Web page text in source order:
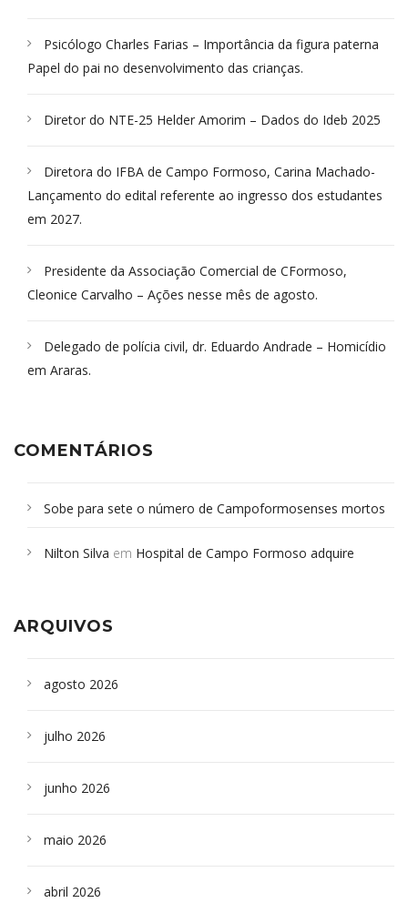
Psicólogo Charles Farias – Importância da figura paterna
Papel do pai no desenvolvimento das crianças.
Diretor do NTE-25 Helder Amorim – Dados do Ideb 2025
Diretora do IFBA de Campo Formoso, Carina Machado-
Lançamento do edital referente ao ingresso dos estudantes
em 2027.
Presidente da Associação Comercial de CFormoso,
Cleonice Carvalho – Ações nesse mês de agosto.
Delegado de polícia civil, dr. Eduardo Andrade – Homicídio
em Araras.
COMENTÁRIOS
Sobe para sete o número de Campoformosenses mortos
Campoformosenses que morreram em desabamentos são
Nilton Silva em Hospital de Campo Formoso adquire
ARQUIVOS
agosto 2026
julho 2026
junho 2026
maio 2026
abril 2026